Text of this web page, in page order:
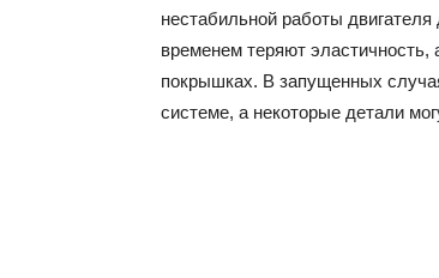
нестабильной работы
временем теряют
покрышках. В запущенных
системе, а некоторые детали